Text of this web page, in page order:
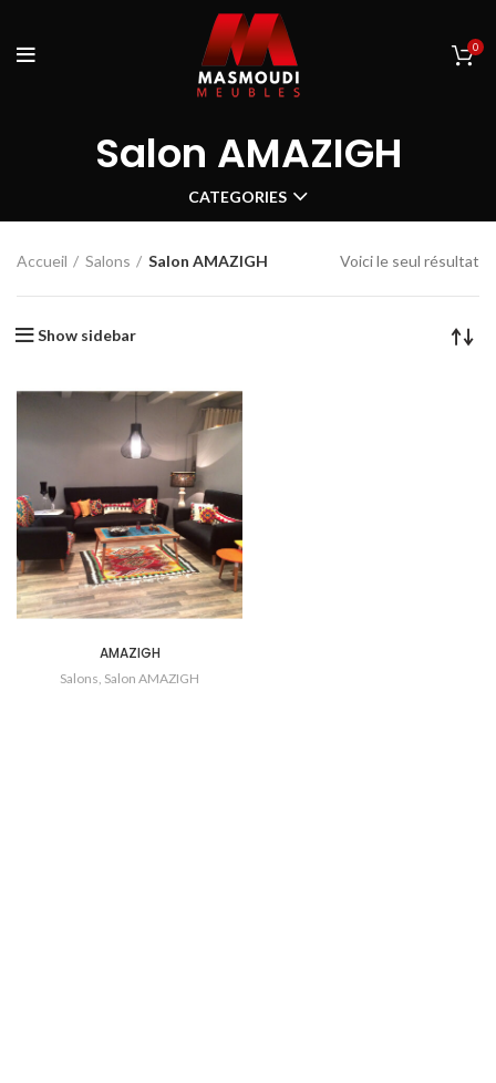
0
Salon AMAZIGH
CATEGORIES
Accueil Salons Salon AMAZIGH Voici le seul résultat
Show sidebar
AMAZIGH
Salons Salon AMAZIGH